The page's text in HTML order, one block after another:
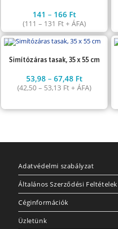
141– 166 Ft
(111– 131 Ft + ÁFA)
Simítózáras tasak, 35 x 55 cm
53,98–67,48 Ft
(42,50– 53,13 Ft + ÁFA)
Adatvédelmi szabályzat
Általános Szerződési Feltételek
Céginformációk
Üzletünk